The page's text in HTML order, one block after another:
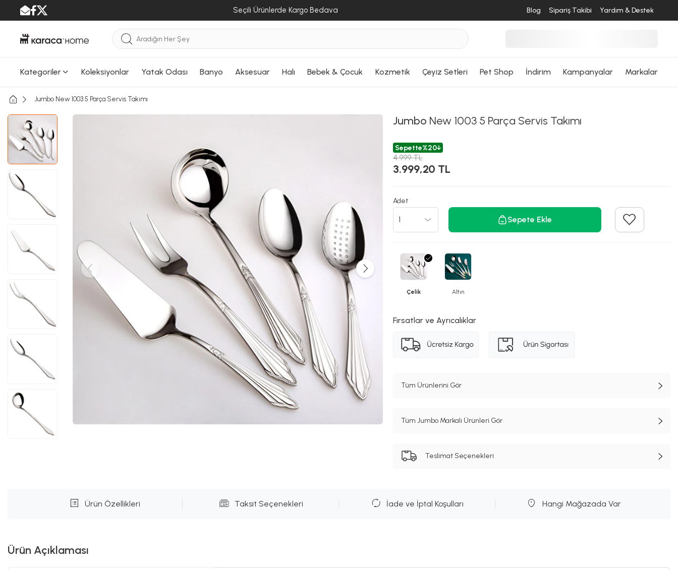
Seçili Ürünlerde Kargo Bedava Blog Sipariş Takibi Yardım & Destek
Kategoriler Koleksiyonlar Yatak Odası Banyo Aksesuar Halı Bebek & Çocuk Kozmetik Çeyiz Setleri Pet Shop İndirim Kampanyalar Markalar
Jumbo New 1003 5 Parça Servis Takımı
Jumbo New 1003 5 Parça Servis Takımı
Sepette%20
4.999 TL
3.999,20 TL
Adet
Sepete Ekle
Çelik Altın
Fırsatlar ve Ayrıcalıklar
Tüm Ürünlerini Gör
Tüm Jumbo Markalı Ürünleri Gör
Teslimat Seçenekleri
Ürün Özellikleri Taksit Seçenekleri İade ve İptal Koşulları Hangi Mağazada Var
Ürün Açıklaması